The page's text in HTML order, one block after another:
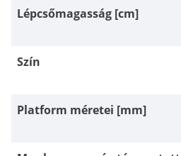
Lépcsőmagasság [cm]
Szín
Platform méretei [mm]